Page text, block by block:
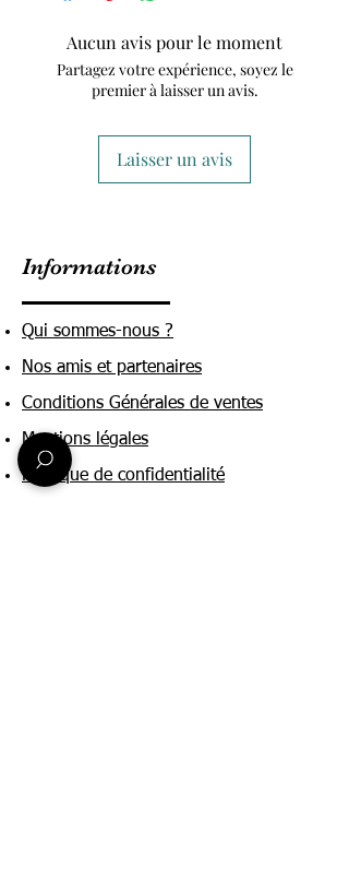
Aucun avis pour le moment
Partagez votre expérience, soyez le
premier à laisser un avis.
Laisser un avis
Informations
Qui sommes-nous ?
Nos amis et partenaires
Conditions Générales de ventes
Mentions légales
Politique de confidentialité